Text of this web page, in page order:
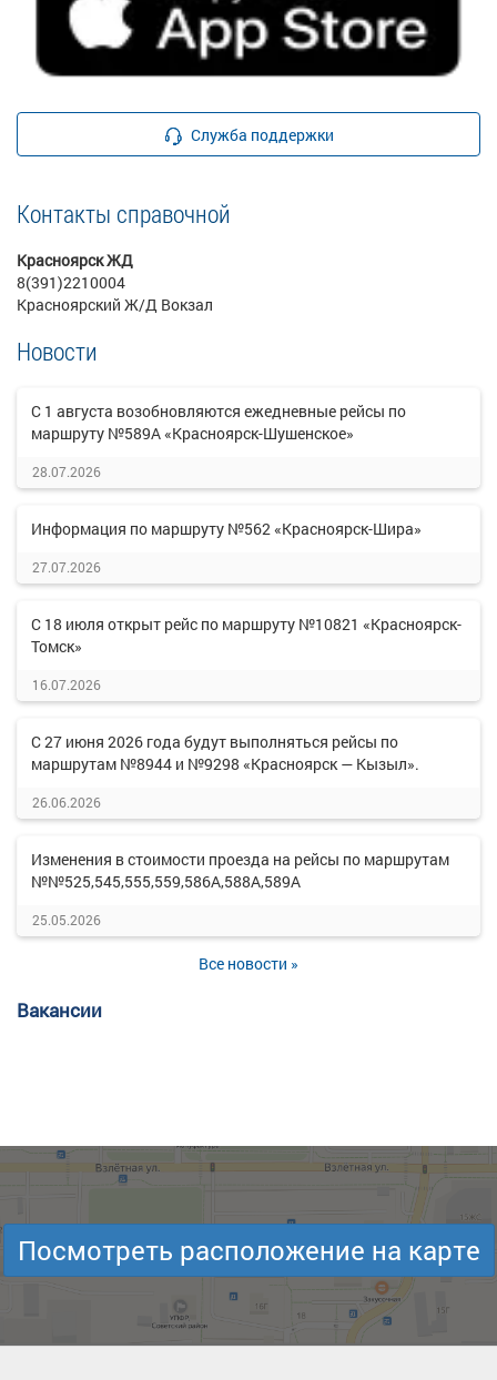
Служба поддержки
Контакты справочной
Красноярск ЖД
8(391)2210004
Красноярский Ж/Д Вокзал
Новости
С 1 августа возобновляются ежедневные рейсы по
маршруту №589А «Красноярск-Шушенское»
28.07.2026
Информация по маршруту №562 «Красноярск-Шира»
27.07.2026
С 18 июля открыт рейс по маршруту №10821 «Красноярск-
Томск»
16.07.2026
С 27 июня 2026 года будут выполняться рейсы по
маршрутам №8944 и №9298 «Красноярск — Кызыл».
26.06.2026
Изменения в стоимости проезда на рейсы по маршрутам
№№525,545,555,559,586А,588А,589А
25.05.2026
Все новости »
Вакансии
Посмотреть расположение на карте